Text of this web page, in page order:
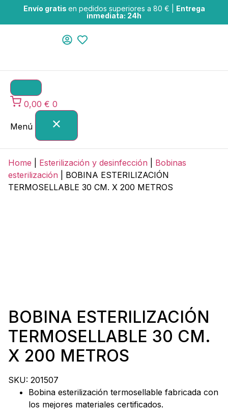
Envío gratis en pedidos superiores a 80 € | Entrega
inmediata: 24h
0,00 € 0
Menú
Home Esterilización y desinfección
Bobinas
esterilización
BOBINA ESTERILIZACIÓN
TERMOSELLABLE 30 CM. X 200 METROS
BOBINA ESTERILIZACIÓN
TERMOSELLABLE 30 CM.
X 200 METROS
SKU: 201507
Bobina esterilización termosellable fabricada con
los mejores materiales certificados.